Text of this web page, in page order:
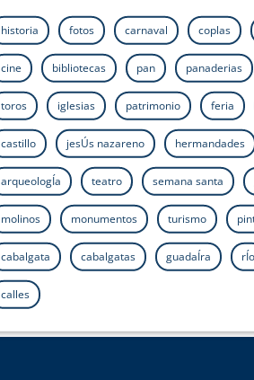
historia fotos carnaval coplas
cine bibliotecas pan panaderias
toros iglesias patrimonio feria
castillo jesÚs nazareno hermandades
arqueologÍa teatro semana santa
molinos monumentos turismo
cabalgata cabalgatas guadaÍra rÍo
calles